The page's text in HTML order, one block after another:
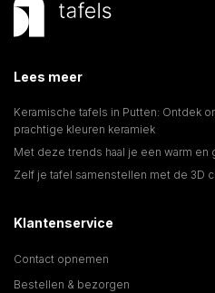
Lees meer
Keramische tafels in Putten: Ontdek
prachtige kleuren keramiek
Met deze trends haal je een warm en
Zelf je tafel samenstellen met de 3D
Klantenservice
Contact opnemen
Bestellen & bezorgen